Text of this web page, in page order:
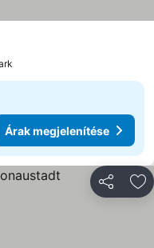
Árak megjelenítése